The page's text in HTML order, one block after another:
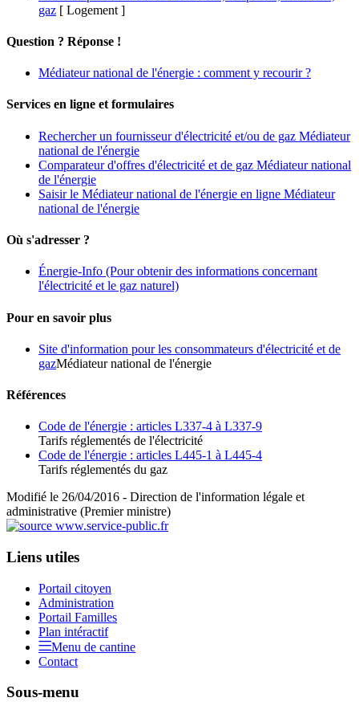
gaz [ Logement ]
Question ? Réponse !
Médiateur national de l'énergie : comment y recourir ?
Services en ligne et formulaires
Rechercher un fournisseur d'électricité et/ou de gaz Médiateur
national de l'énergie
Comparateur d'offres d'électricité et de gaz Médiateur national
de l'énergie
Saisir le Médiateur national de l'énergie en ligne Médiateur
national de l'énergie
Où s'adresser ?
Énergie-Info (Pour obtenir des informations concernant
l'électricité et le gaz naturel)
Pour en savoir plus
Site d'information pour les consommateurs d'électricité et de
gazMédiateur national de l'énergie
Références
Code de l'énergie : articles L337-4 à L337-9
Tarifs réglementés de l'électricité
Code de l'énergie : articles L445-1 à L445-4
Tarifs réglementés du gaz
Modifié le 26/04/2016 - Direction de l'information légale et
administrative (Premier ministre)
Liens utiles
Portail citoyen
Administration
Portail Familles
Plan intéractif
Menu de cantine
Contact
Sous-menu